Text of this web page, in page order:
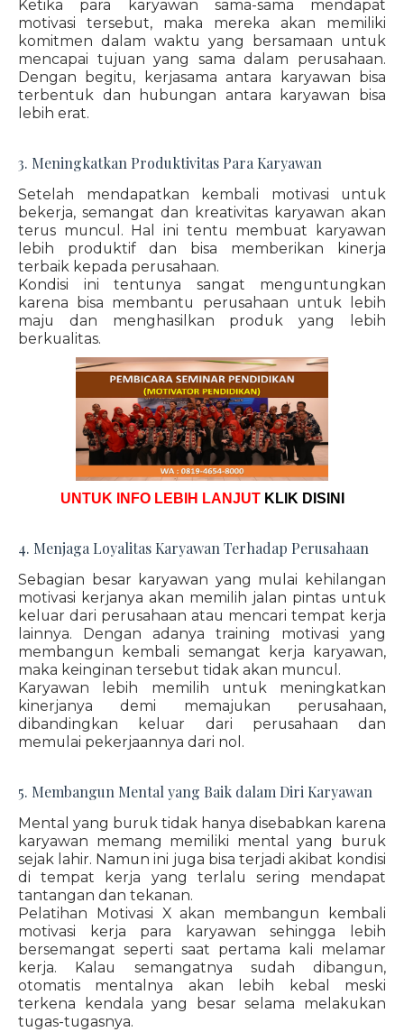
Ketika para karyawan sama-sama mendapat
motivasi tersebut, maka mereka akan memiliki
komitmen dalam waktu yang bersamaan untuk
mencapai tujuan yang sama dalam perusahaan.
Dengan begitu, kerjasama antara karyawan bisa
terbentuk dan hubungan antara karyawan bisa
lebih erat.
3. Meningkatkan Produktivitas Para Karyawan
Setelah mendapatkan kembali motivasi untuk
bekerja, semangat dan kreativitas karyawan akan
terus muncul. Hal ini tentu membuat karyawan
lebih produktif dan bisa memberikan kinerja
terbaik kepada perusahaan.
Kondisi ini tentunya sangat menguntungkan
karena bisa membantu perusahaan untuk lebih
maju dan menghasilkan produk yang lebih
berkualitas.
UNTUK INFO LEBIH LANJUT KLIK DISINI
4. Menjaga Loyalitas Karyawan Terhadap Perusahaan
Sebagian besar karyawan yang mulai kehilangan
motivasi kerjanya akan memilih jalan pintas untuk
keluar dari perusahaan atau mencari tempat kerja
lainnya. Dengan adanya training motivasi yang
membangun kembali semangat kerja karyawan,
maka keinginan tersebut tidak akan muncul.
Karyawan lebih memilih untuk meningkatkan
kinerjanya demi memajukan perusahaan,
dibandingkan keluar dari perusahaan dan
memulai pekerjaannya dari nol.
5. Membangun Mental yang Baik dalam Diri Karyawan
Mental yang buruk tidak hanya disebabkan karena
karyawan memang memiliki mental yang buruk
sejak lahir. Namun ini juga bisa terjadi akibat kondisi
di tempat kerja yang terlalu sering mendapat
tantangan dan tekanan.
Pelatihan Motivasi X akan membangun kembali
motivasi kerja para karyawan sehingga lebih
bersemangat seperti saat pertama kali melamar
kerja. Kalau semangatnya sudah dibangun,
otomatis mentalnya akan lebih kebal meski
terkena kendala yang besar selama melakukan
tugas-tugasnya.